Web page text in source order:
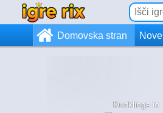
Domovska stran Nove
Ducklings io